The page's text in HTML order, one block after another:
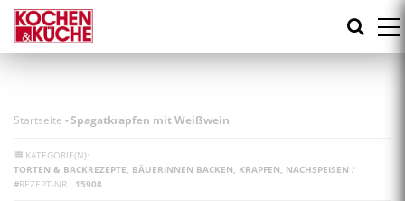
Direkt
zum
Inhalt
Startseite -Spagatkrapfen mit Weißwein
KATEGORIE(N):
TORTEN & BACKREZEPTE BÄUERINNEN BACKEN KRAPFEN NACHSPEISEN /
#REZEPT-NR.: 15908